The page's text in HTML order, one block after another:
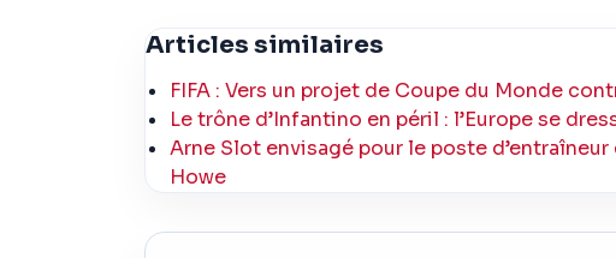
Articles similaires
FIFA : Vers un projet de Coupe du Monde
Le trône d’Infantino en péril : l’Europe se
Arne Slot envisagé pour le poste
Howe